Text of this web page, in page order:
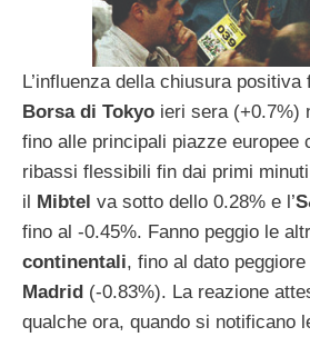
L’influenza della chiusura
Borsa di Tokyo ieri sera (+0.7%)
fino alle principali piazze europee
ribassi flessibili fin dai primi
il
Mibtel va sotto dello 0.28% e l’
fino al -0.45%. Fanno peggio le
continentali, fino al dato
Madrid (-0.83%). La reazione
qualche ora, quando si notificano